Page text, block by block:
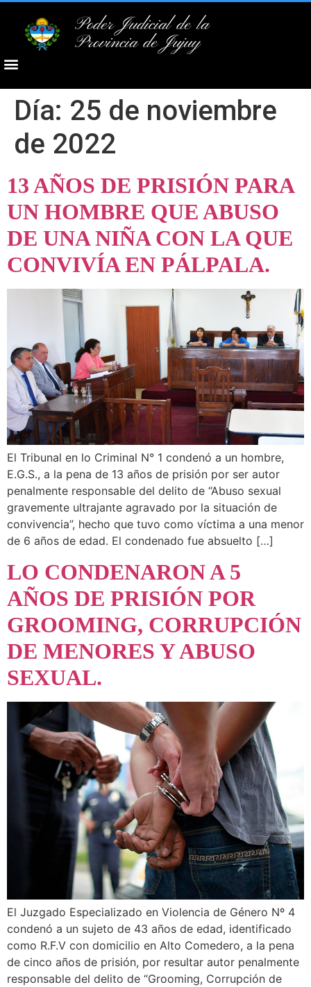
Poder Judicial de la
Provincia de Jujuy
Día: 25 de noviembre
de 2022
13 AÑOS DE PRISIÓN PARA
UN HOMBRE QUE ABUSO
DE UNA NIÑA CON LA QUE
CONVIVÍA EN PÁLPALA.
El Tribunal en lo Criminal N° 1 condenó a un hombre,
E.G.S., a la pena de 13 años de prisión por ser autor
penalmente responsable del delito de “Abuso sexual
gravemente ultrajante agravado por la situación de
convivencia”, hecho que tuvo como víctima a una menor
de 6 años de edad. El condenado fue absuelto […]
LO CONDENARON A 5
AÑOS DE PRISIÓN POR
GROOMING, CORRUPCIÓN
DE MENORES Y ABUSO
SEXUAL.
El Juzgado Especializado en Violencia de Género Nº 4
condenó a un sujeto de 43 años de edad, identificado
como R.F.V con domicilio en Alto Comedero, a la pena
de cinco años de prisión, por resultar autor penalmente
responsable del delito de “Grooming, Corrupción de